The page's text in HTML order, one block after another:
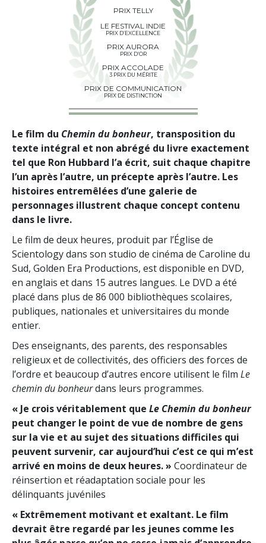
PRIX TELLY
LE FESTIVAL INDIE
PRIX D’EXCELLENCE
PRIX AURORA
PRIX D’OR
PRIX ACCOLADE
3 PRIX DU MÉRITE
PRIX DE COMMUNICATION
PRIX DE DISTINCTION
Le film du Chemin du bonheur, transposition du
texte intégral et non abrégé du livre exactement
tel que Ron Hubbard l’a écrit, suit chaque chapitre
l’un après l’autre, un précepte après l’autre. Les
histoires entremêlées d’une galerie de
personnages illustrent chaque concept contenu
dans le livre.
Le film de deux heures, produit par l’Église de
Scientology dans son studio de cinéma de Caroline du
Sud, Golden Era Productions, est disponible en DVD,
en anglais et dans 15 autres langues. Le DVD a été
placé dans plus de 86 000 bibliothèques scolaires,
publiques, nationales et universitaires du monde
entier.
Des enseignants, des parents, des responsables
religieux et de collectivités, des officiers des forces de
l’ordre et beaucoup d’autres encore utilisent le film Le
chemin du bonheurdans leurs programmes.
« Je crois véritablement que Le Chemin du bonheur
peut changer le point de vue de nombre de gens
sur la vie et au sujet des situations difficiles qui
peuvent survenir, car aujourd’hui c’est ce qui m’est
arrivé en moins de deux heures. » Coordinateur de
réinsertion et réadaptation sociale pour les
délinquants juvéniles
« Extrêmement motivant et exaltant. Le film
devrait être regardé par les jeunes comme les